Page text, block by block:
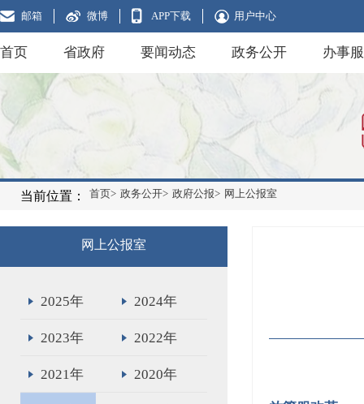
邮箱 微博 APP下载 用户中心
首页 省政府 要闻动态 政务公开 办事
当前位置： 首页> 政务公开> 政府公报> 网上公报室
网上公报室
2025年 2024年
2023年 2022年
2021年 2020年